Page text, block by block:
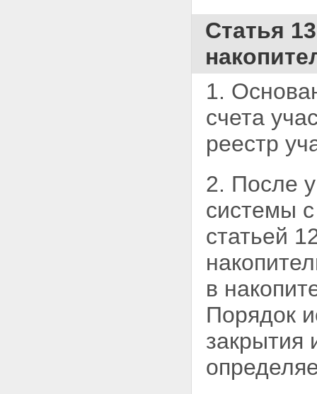
Статья
1.
счета
реестр
2. После
системы
статьей
в
Порядок
закрытия